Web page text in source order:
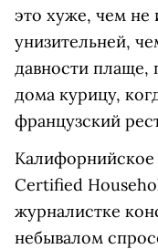
это хуже, чем не
унизительней,
давности плаще,
дома курицу,
французский
Калифорнийское
Certified
журналистке
небывалом